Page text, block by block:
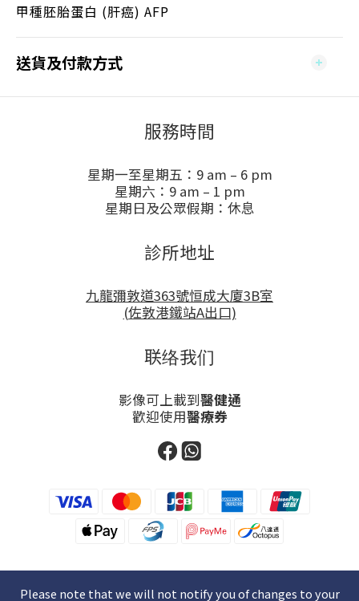
甲種胚胎蛋白 (肝癌) AFP
送貨及付款方式
服務時間
星期一至星期五：9 am – 6 pm
星期六：9 am – 1 pm
星期日及公眾假期：休息
診所地址
九龍彌敦道363號恒成大廈3B室
(佐敦港鐵站A出口)
联络我们
影像可上載到醫健通
歡迎使用醫療券
Please note that we will not notify you of changes to your